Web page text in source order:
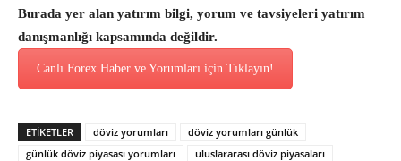
Burada yer alan yatırım bilgi, yorum ve tavsiyeleri yatırım
danışmanlığı kapsamında değildir.
Canlı Forex Haber ve Yorumları için Tıklayın!
ETİKETLER döviz yorumları
döviz yorumları günlük
günlük döviz piyasası yorumları
uluslararası döviz piyasaları